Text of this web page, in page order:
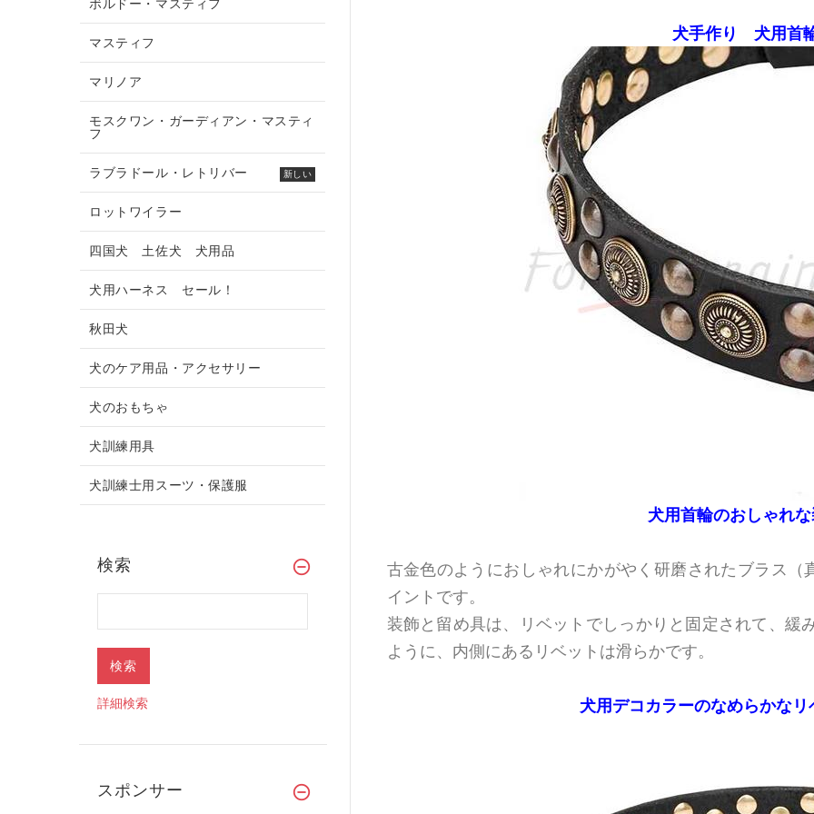
犬手作り 犬用首
犬用首輪のおしゃれ
古金色のようにおしゃれにかがやく研磨されたブラス（
イントです。
装飾と留め具は、リベットでしっかりと固定されて、緩
ように、内側にあるリベットは滑らかです。
犬用デコカラーのなめらかなリ
ボルドー・マスティフ
マスティフ
マリノア
モスクワン・ガーディアン・マスティ
フ
ラブラドール・レトリバー 新しい
ロットワイラー
四国犬 土佐犬 犬用品
犬用ハーネス セール！
秋田犬
犬のケア用品・アクセサリー
犬のおもちゃ
犬訓練用具
犬訓練士用スーツ・保護服
検索
詳細検索
スポンサー